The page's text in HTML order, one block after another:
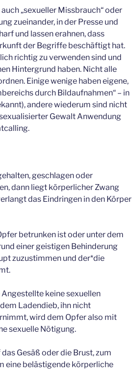
„sexueller Missbrauch“ oder
zueinander, in der Presse und
und lassen erahnen, dass
der Begriffe beschäftigt hat.
richtig zu verwenden sind und
Hintergrund haben. Nicht alle
Einige wenige haben eigene,
durch Bildaufnahmen“ – in
andere wiederum sind nicht
Gewalt Anwendung
geschlagen oder
dann liegt körperlicher Zwang
das Eindringen in den Körper
betrunken ist oder unter dem
einer geistigen Behinderung
zuzustimmen und der*die
Angestellte keine sexuellen
Ladendieb, ihn nicht
wird dem Opfer also mit
sexuelle Nötigung.
Gesäß oder die Brust, zum
eine belästigende körperliche